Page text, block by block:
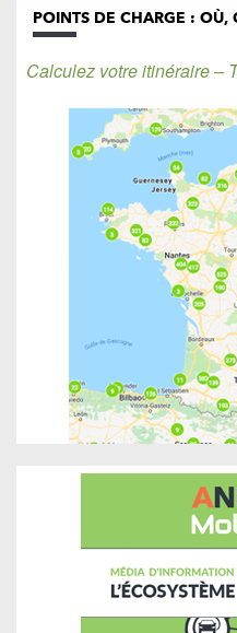
POINTS DE CHARGE : OÙ,
Calculez votre itinéraire –